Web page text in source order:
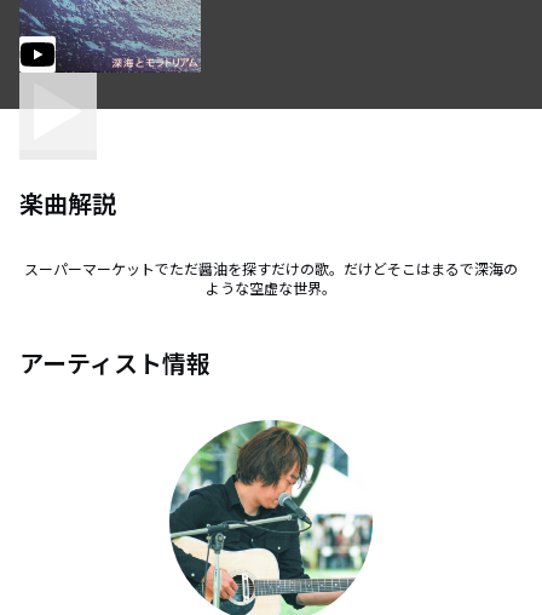
楽曲解説
スーパーマーケットでただ醤油を探すだけの歌。だけどそこはまるで深海の
ような空虚な世界。
アーティスト情報